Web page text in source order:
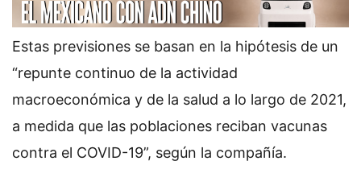
Estas previsiones se basan en la hipótesis de un
“repunte continuo de la actividad
macroeconómica y de la salud a lo largo de 2021,
a medida que las poblaciones reciban vacunas
contra el COVID-19”, según la compañía.